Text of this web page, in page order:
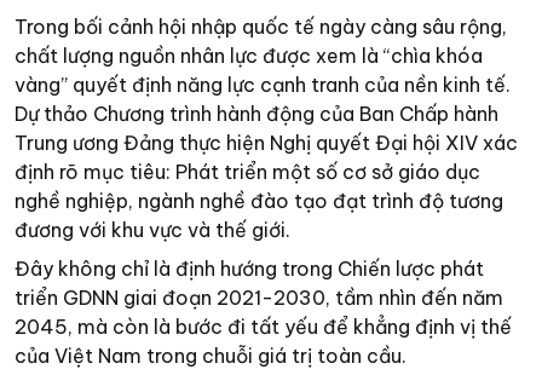
Trong bối cảnh hội nhập quốc tế ngày càng sâu rộng,
chất lượng nguồn nhân lực được xem là “chìa khóa
vàng” quyết định năng lực cạnh tranh của nền kinh tế.
Dự thảo Chương trình hành động của Ban Chấp hành
Trung ương Đảng thực hiện Nghị quyết Đại hội XIV xác
định rõ mục tiêu: Phát triển một số cơ sở giáo dục
nghề nghiệp, ngành nghề đào tạo đạt trình độ tương
đương với khu vực và thế giới.
Đây không chỉ là định hướng trong Chiến lược phát
triển GDNN giai đoạn 2021-2030, tầm nhìn đến năm
2045, mà còn là bước đi tất yếu để khẳng định vị thế
của Việt Nam trong chuỗi giá trị toàn cầu.